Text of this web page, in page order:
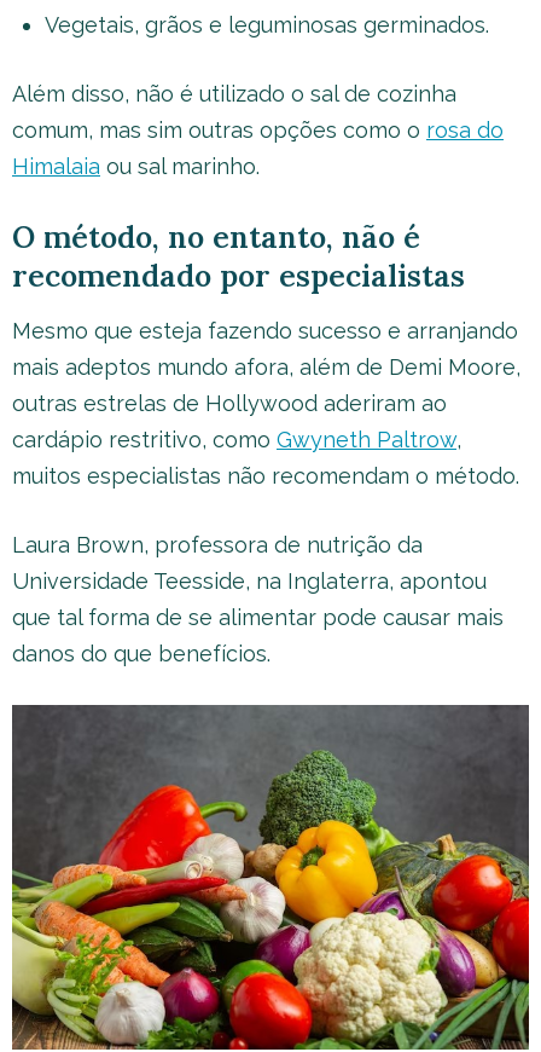
Vegetais, grãos e leguminosas germinados.
Além disso, não é utilizado o sal de cozinha
comum, mas sim outras opções como o rosa do
Himalaia ou sal marinho.
O método, no entanto, não é
recomendado por especialistas
Mesmo que esteja fazendo sucesso e arranjando
mais adeptos mundo afora, além de Demi Moore,
outras estrelas de Hollywood aderiram ao
cardápio restritivo, como Gwyneth Paltrow,
muitos especialistas não recomendam o método.
Laura Brown, professora de nutrição da
Universidade Teesside, na Inglaterra, apontou
que tal forma de se alimentar pode causar mais
danos do que benefícios.